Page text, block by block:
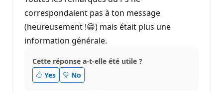
correspondaient pas à ton message
(heureusement !😁) mais était plus une
information générale.
Cette réponse a-t-elle été utile ?
Yes
No